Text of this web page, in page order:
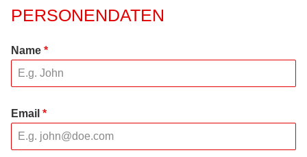
PERSONENDATEN
Name *
Email *